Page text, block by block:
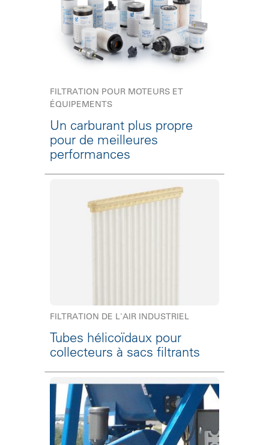
FILTRATION POUR MOTEURS ET
ÉQUIPEMENTS
Un carburant plus propre
pour de meilleures
performances
FILTRATION DE L'AIR INDUSTRIEL
Tubes hélicoïdaux pour
collecteurs à sacs filtrants